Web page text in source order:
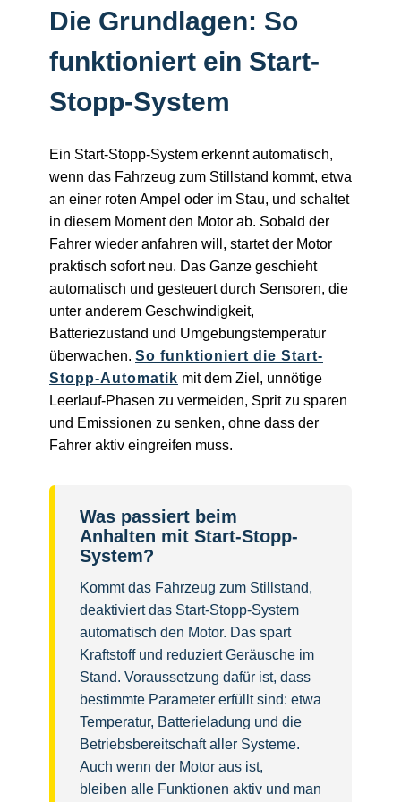
Die Grundlagen: So
funktioniert ein Start-
Stopp-System
Ein Start-Stopp-System erkennt automatisch,
wenn das Fahrzeug zum Stillstand kommt, etwa
an einer roten Ampel oder im Stau, und schaltet
in diesem Moment den Motor ab. Sobald der
Fahrer wieder anfahren will, startet der Motor
praktisch sofort neu. Das Ganze geschieht
automatisch und gesteuert durch Sensoren, die
unter anderem Geschwindigkeit,
Batteriezustand und Umgebungstemperatur
überwachen. So funktioniert die Start-
Stopp-Automatik mit dem Ziel, unnötige
Leerlauf-Phasen zu vermeiden, Sprit zu sparen
und Emissionen zu senken, ohne dass der
Fahrer aktiv eingreifen muss.
Was passiert beim
Anhalten mit Start-Stopp-
System?
Kommt das Fahrzeug zum Stillstand,
deaktiviert das Start-Stopp-System
automatisch den Motor. Das spart
Kraftstoff und reduziert Geräusche im
Stand. Voraussetzung dafür ist, dass
bestimmte Parameter erfüllt sind: etwa
Temperatur, Batterieladung und die
Betriebsbereitschaft aller Systeme.
Auch wenn der Motor aus ist,
bleiben alle Funktionen aktiv und man